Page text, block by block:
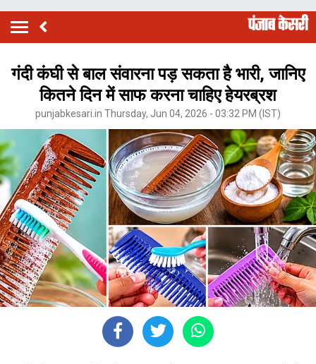
गंदी कंघी से बाल संवारना पड़ सकता है भारी, जानिए
कितने दिन में साफ करना चाहिए हेयरब्रश
punjabkesari.in Thursday, Jun 04, 2026 - 03:32 PM (IST)